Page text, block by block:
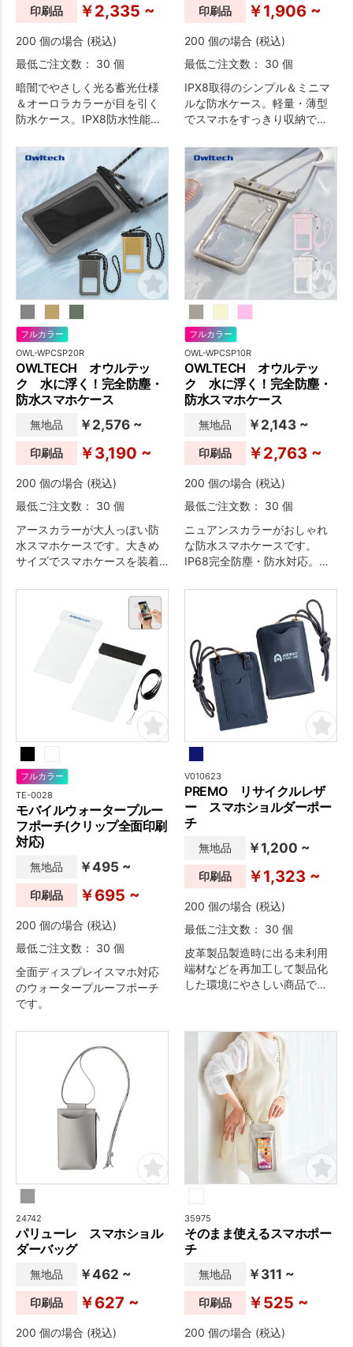
印刷品 ￥2,335 ~
200 個の場合 (税込)
最低ご注文数： 30 個
暗闇でやさしく光る蓄光仕様
＆オーロラカラーが目を引く
防水ケース。IPX8防水性能、
群。
印刷品 ￥1,906 ~
200 個の場合 (税込)
最低ご注文数： 30 個
IPX8取得のシンプル＆ミニマ
ルな防水ケース。軽量・薄型
でスマホをすっきり収納で
も対応。
フルカラー
OWL-WPCSP20R
OWLTECH オウルテッ
ク 水に浮く！完全防塵・
防水スマホケース
無地品 ￥2,576 ~
印刷品 ￥3,190 ~
200 個の場合 (税込)
最低ご注文数： 30 個
アースカラーが大人っぽい防
水スマホケースです。大きめ
サイズでスマホケースを装着
計。IP68防水・防塵対応。
フルカラー
OWL-WPCSP10R
OWLTECH オウルテッ
ク 水に浮く！完全防塵・
防水スマホケース
無地品 ￥2,143 ~
印刷品 ￥2,763 ~
200 個の場合 (税込)
最低ご注文数： 30 個
ニュアンスカラーがおしゃれ
な防水スマホケースです。
IP68完全防塵・防水対応。フ
水の中で浮くため、紛失防止
フルカラー
TE-0028
モバイルウォータープルー
フポーチ(クリップ全面印刷
対応)
無地品 ￥495 ~
印刷品 ￥695 ~
200 個の場合 (税込)
最低ご注文数： 30 個
全面ディスプレイスマホ対応
のウォータープルーフポーチ
です。
V010623
PREMO リサイクルレザ
ー スマホショルダーポー
チ
無地品 ￥1,200 ~
印刷品 ￥1,323 ~
200 個の場合 (税込)
最低ご注文数： 30 個
皮革製品製造時に出る未利用
端材などを再加工して製品化
した環境にやさしい商品で
24742
パリューレ スマホショル
ダーバッグ
無地品 ￥462 ~
印刷品 ￥627 ~
200 個の場合 (税込)
35975
そのまま使えるスマホポー
チ
無地品 ￥311 ~
印刷品 ￥525 ~
200 個の場合 (税込)